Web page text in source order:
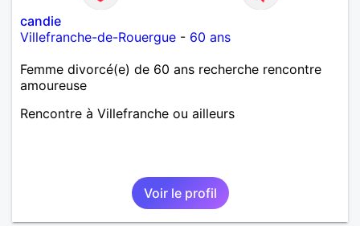
candie
Villefranche-de-Rouergue - 60 ans
Femme divorcé(e) de 60 ans recherche rencontre
amoureuse
Rencontre à Villefranche ou ailleurs
Voir le profil